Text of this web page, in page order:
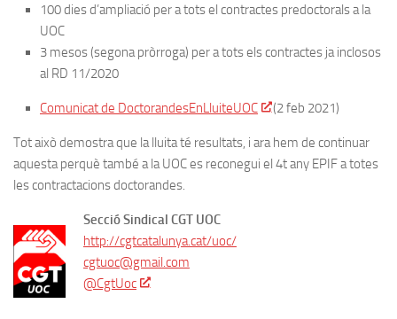
100 dies d’ampliació per a tots el contractes predoctorals a la
UOC
3 mesos (segona pròrroga) per a tots els contractes ja inclosos
al RD 11/2020
Comunicat de DoctorandesEnLluiteUOC (2 feb 2021)
Tot això demostra que la lluita té resultats, i ara hem de continuar
aquesta perquè també a la UOC es reconegui el 4t any EPIF a totes
les contractacions doctorandes.
Secció Sindical CGT UOC
http://cgtcatalunya.cat/uoc/
cgtuoc@gmail.com
@CgtUoc